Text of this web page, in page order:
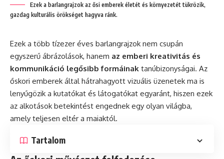
Ezek a barlangrajzok az ősi emberek életét és környezetét tükrözik,
gazdag kulturális örökséget hagyva ránk.
Ezek a több tízezer éves barlangrajzok nem csupán
egyszerű ábrázolások, hanem az emberi kreativitás és
kommunikáció legősibb formáinak tanúbizonyságai. Az
őskori emberek által hátrahagyott vizuális üzenetek ma is
lenyűgözik a kutatókat és látogatókat egyaránt, hiszen ezek
az alkotások betekintést engednek egy olyan világba,
amely teljesen eltér a maiaktól.
Tartalom